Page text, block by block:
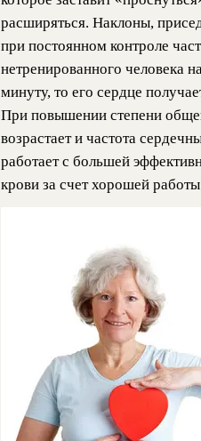
расширяться. Наклоны,
при постоянном контроле
нетренированного человека
минуту, то его сердце
При повышении степени
возрастает и частота
работает с большей
крови за счет хорошей